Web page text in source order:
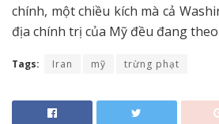
chính, một chiều kích mà cả
địa chính trị của Mỹ đều đang
Tags: Iran mỹ trừng phạt